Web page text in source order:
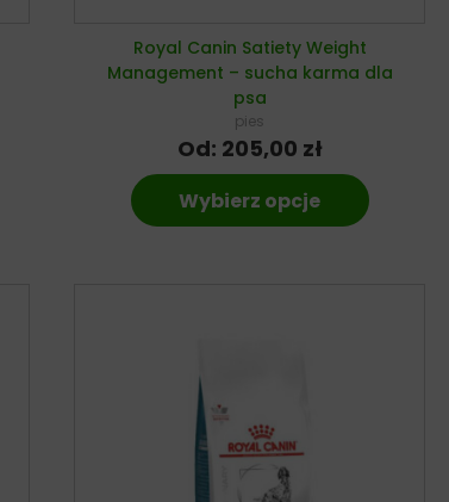
Royal Canin Satiety Weight
Management – sucha karma dla
psa
pies
Od: 205,00 zł
Wybierz opcje